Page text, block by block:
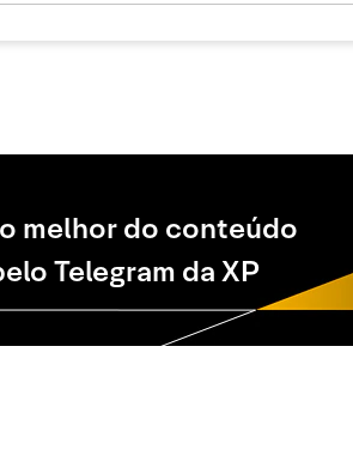
melhor do conteúdo
Telegram da XP